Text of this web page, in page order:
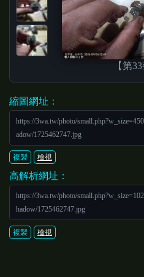
【第33
縮圖網址：
https://3wa.tw/photo/
adow/1725462747.jpg
複製 檢視
高解析網址：
https://3wa.tw/photo/
hadow/1725462747.jpg
複製 檢視